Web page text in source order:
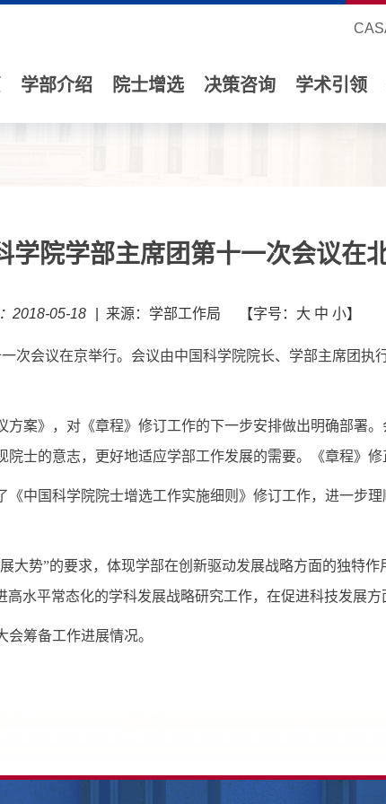
学部介绍 院士增选 决策咨询 学术引领
学院学部主席团第十一次会议在
2018-05-18 来源：学部工作局 【字号： 大 中 小】
会议在京举行。会议由中国科学院院长、学部主席团执
》，对《章程》修订工作的下一步安排做出明确部署。
士的意志，更好地适应学部工作发展的需要。《章程》修
中国科学院院士增选工作实施细则》修订工作，进一步
势”的要求，体现学部在创新驱动发展战略方面的独特作
水平常态化的学科发展战略研究工作，在促进科技发展方
筹备工作进展情况。